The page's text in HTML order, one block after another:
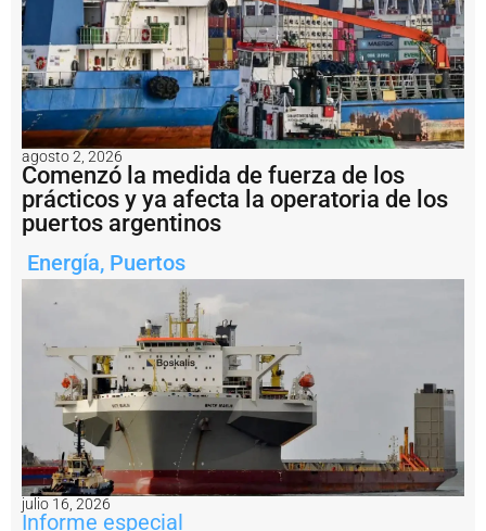
ti
t
u
c
i
ó
n
t
r
a
c
a
P
u
e
r
agosto 2, 2026
Comenzó la medida de fuerza de los
prácticos y ya afecta la operatoria de los
puertos argentinos
Energía, Puertos
julio 16, 2026
Informe especial